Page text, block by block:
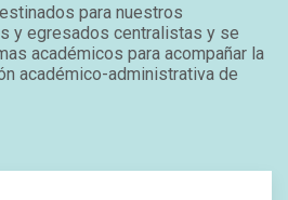
para nuestros
y egresados centralistas y se
académicos para acompañar la
académico-administrativa de